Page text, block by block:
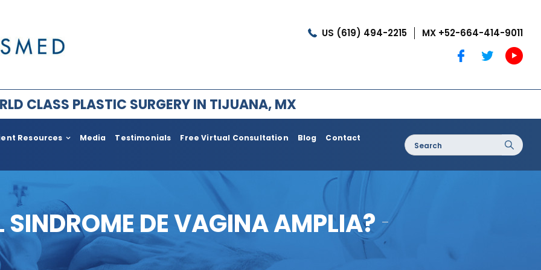
US (619) 494-2215 MX +52-664-414-9011
CLASS PLASTIC SURGERY IN TIJUANA, MX
Facial Rejuvenation
Body
Neck
Coolshaping
Medical Treatments
Resources Media Testimonials Free Virtual Consultation Blog
Contact
Search
for:
SINDROME DE VAGINA AMPLIA?